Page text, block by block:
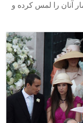
آنان را لمس کرده و